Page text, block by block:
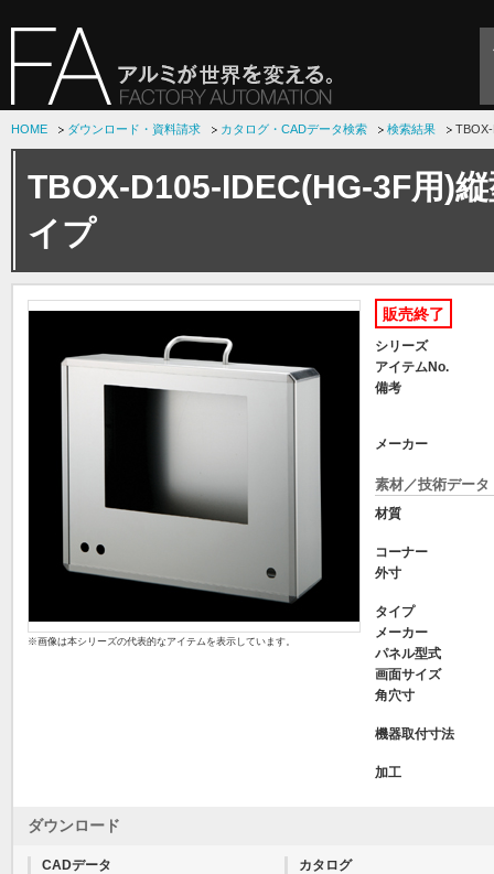
HOME ダウンロード・資料請求 カタログ・CADデータ検索 検索結果
TBOX-D105-IDEC(HG-3F用)
イプ
※画像は本シリーズの代表的なアイテムを表示しています。
販売終了
シリーズ
アイテムNo.
備考
メーカー
素材／技術データ
材質
コーナー
外寸
タイプ
メーカー
パネル型式
画面サイズ
角穴寸
機器取付寸法
加工
ダウンロード
CADデータ
カタログ